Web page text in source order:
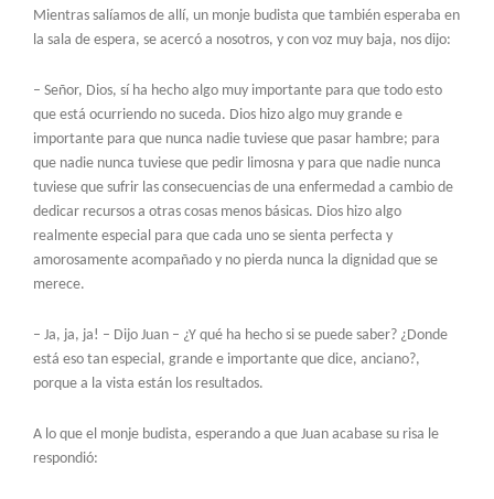
Mientras salíamos de allí, un monje budista que también esperaba en
la sala de espera, se acercó a nosotros, y con voz muy baja, nos dijo:
– Señor, Dios, sí ha hecho algo muy importante para que todo esto
que está ocurriendo no suceda. Dios hizo algo muy grande e
importante para que nunca nadie tuviese que pasar hambre; para
que nadie nunca tuviese que pedir limosna y para que nadie nunca
tuviese que sufrir las consecuencias de una enfermedad a cambio de
dedicar recursos a otras cosas menos básicas. Dios hizo algo
realmente especial para que cada uno se sienta perfecta y
amorosamente acompañado y no pierda nunca la dignidad que se
merece.
– Ja, ja, ja! – Dijo Juan – ¿Y qué ha hecho si se puede saber? ¿Donde
está eso tan especial, grande e importante que dice, anciano?,
porque a la vista están los resultados.
A lo que el monje budista, esperando a que Juan acabase su risa le
respondió: